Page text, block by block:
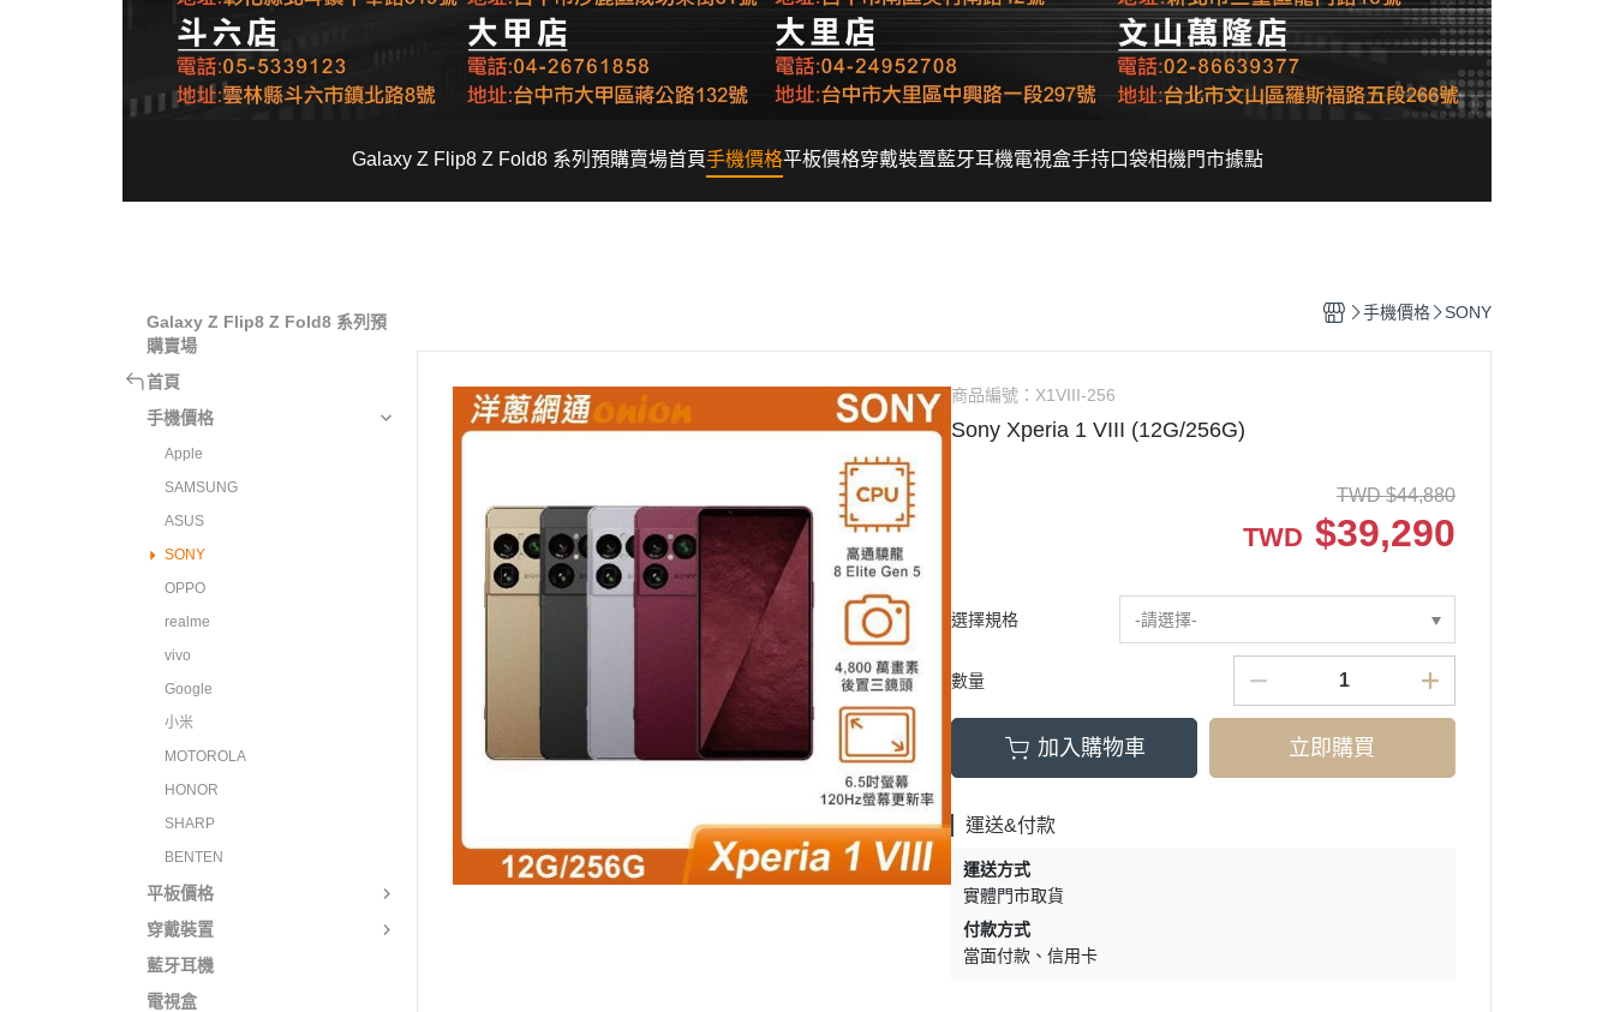
Galaxy Z Flip8 Z Fold8 系列預購賣場首頁手機價格平板價格穿戴裝置藍牙耳機電視盒手持口袋相機門市據點
Galaxy Z Flip8 Z Fold8 系列預
購賣場
首頁
手機價格
Apple
SAMSUNG
ASUS
SONY
OPPO
realme
vivo
Google
小米
MOTOROLA
HONOR
SHARP
BENTEN
平板價格
穿戴裝置
藍牙耳機
電視盒
手機價格 SONY
商品編號： X1VIII-256
Sony Xperia 1 VIII (12G/256G)
TWD $44,880
TWD $39,290
選擇規格 -請選擇-
數量
加入購物車 立即購買
運送&付款
運送方式
實體門市取貨
付款方式
當面付款
信用卡